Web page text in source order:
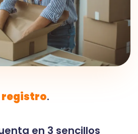
registro.
en 3 sencillos